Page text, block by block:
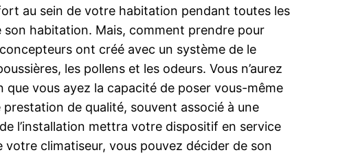
au sein de votre habitation pendant toutes les
habitation. Mais, comment prendre pour
ont créé avec un système de le
les pollens et les odeurs. Vous n’aurez
que vous ayez la capacité de poser vous-même
de qualité, souvent associé à une
l’installation mettra votre dispositif en service
climatiseur, vous pouvez décider de son